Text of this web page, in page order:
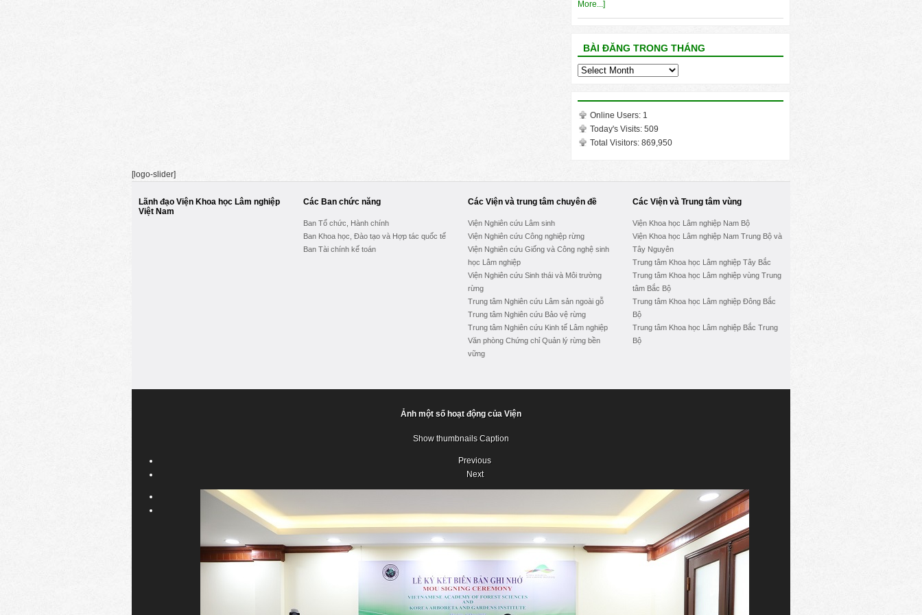
More...]
BÀI ĐĂNG TRONG THÁNG
Bài
thángOnline Users: 1
Today's Visits: 509
Total Visitors: 869,950
[logo-slider]
Lãnh đạo Viện Khoa học Lâm nghiệp
Việt Nam
Các Ban chức năng
Ban Tổ chức, Hành chính
Ban Khoa học, Đào tạo và Hợp tác quốc tế
Ban Tài chính kế toán
Các Viện và trung tâm chuyên đề
Viện Nghiên cứu Lâm sinh
Viện Nghiên cứu Công nghiệp rừng
Viện Nghiên cứu Giống và Công nghệ sinh
học Lâm nghiệp
Viện Nghiên cứu Sinh thái và Môi trường
rừng
Trung tâm Nghiên cứu Lâm sản ngoài gỗ
Trung tâm Nghiên cứu Bảo vệ rừng
Trung tâm Nghiên cứu Kinh tế Lâm nghiệp
Văn phòng Chứng chỉ Quản lý rừng bền
vững
Các Viện và Trung tâm vùng
Viện Khoa học Lâm nghiệp Nam Bộ
Viện Khoa học Lâm nghiệp Nam Trung Bộ và
Tây Nguyên
Trung tâm Khoa học Lâm nghiệp Tây Bắc
Trung tâm Khoa học Lâm nghiệp vùng Trung
tâm Bắc Bộ
Trung tâm Khoa học Lâm nghiệp Đông Bắc
Bộ
Trung tâm Khoa học Lâm nghiệp Bắc Trung
Bộ
Ảnh một số hoạt động của Viện
Show thumbnails Caption
Previous
Next